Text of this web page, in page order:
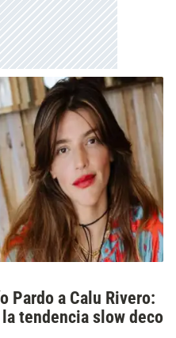
Pardo a Calu Rivero:
tendencia slow deco